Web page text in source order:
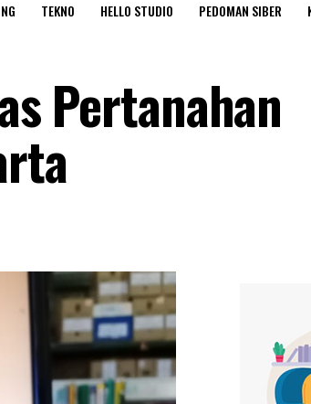
TEKNO HELLO STUDIO PEDOMAN SIBER
Pertanahan